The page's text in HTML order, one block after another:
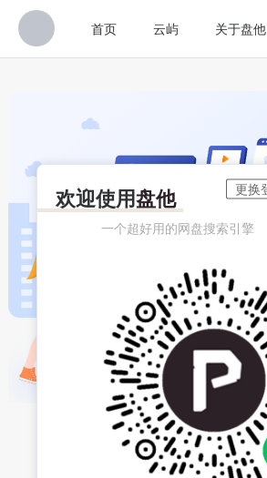
首页 云屿 关于盘他
欢迎使用盘他
一个超好用的网盘搜索引擎